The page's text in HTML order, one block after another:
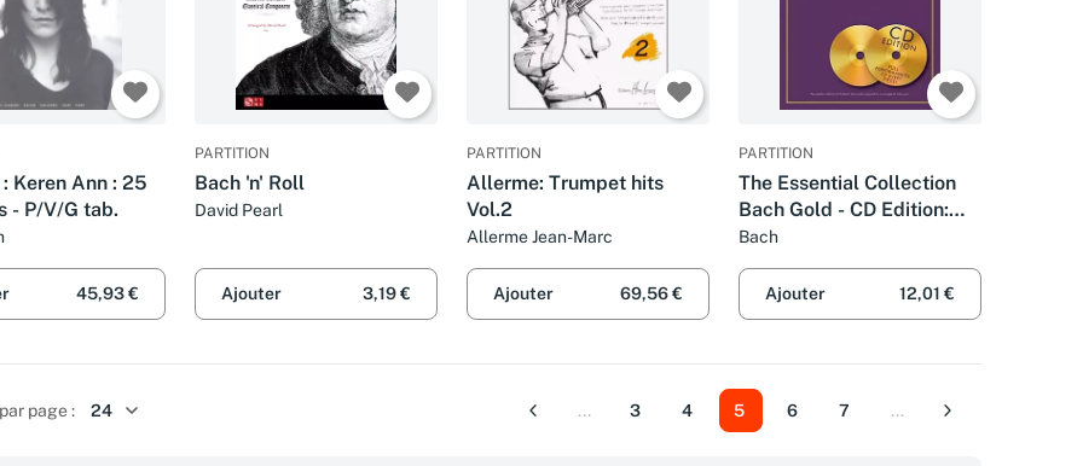
Keren Ann : 25
- P/V/G tab.
45,93 €
PARTITION
Bach 'n' Roll
David Pearl
Ajouter 3,19 €
PARTITION
Allerme: Trumpet hits
Vol.2
Allerme Jean-Marc
Ajouter 69,56 €
PARTITION
The Essential Collection
Bach Gold - CD Edition:
With CDs of Performances
(Piano Solo Songbook)
Bach
Ajouter 12,01 €
page : Précédent
... 3 4 5 6 7 ... Suivant